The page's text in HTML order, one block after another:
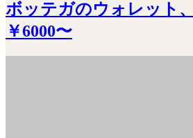
ボッテガのウォレット
￥6000〜